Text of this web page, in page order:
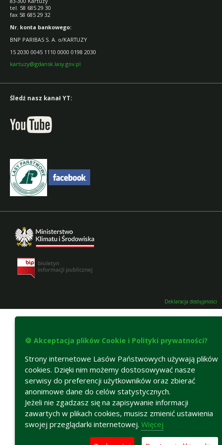
tel. 58 685 29 30
fax 58 685 29 32
Nr. konta bankowego:
BNP PARIBAS S. A. o/KARTUZY
15 2030 0045 1110 0000 0198 2030
kartuzy@gdansk.lasy.gov.pl
Śledź nasz kanał YT:
Deklaracja dostępności
🍪 Akceptacja plików Cookie i Polityki prywatności?
Strony internetowe Lasów Państwowych używają plików
cookies. Dzięki nim możemy dostosowywać nasze
serwisy do preferencji użytkowników oraz zbierać
anonimowe dane do celów statystycznych.
Jeżeli nie zgadzasz się na zapisywanie informacji
zawartych w plikach cookies, musisz zmienić ustawienia
swojej przeglądarki internetowej. Więcej